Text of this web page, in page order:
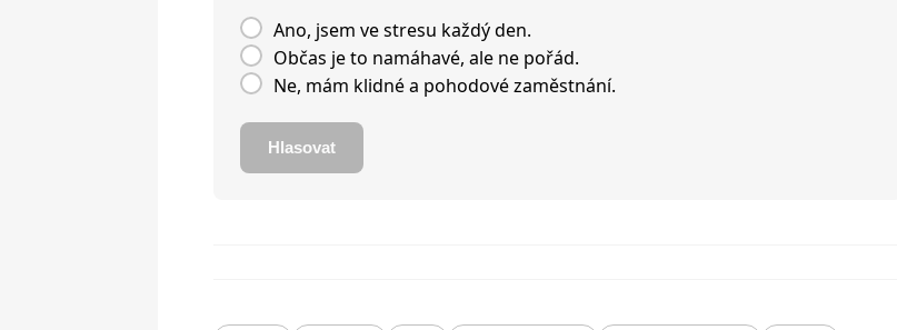
Ano, jsem ve stresu každý den.
Občas je to namáhavé, ale ne pořád.
Ne, mám klidné a pohodové zaměstnání.
Hlasovat